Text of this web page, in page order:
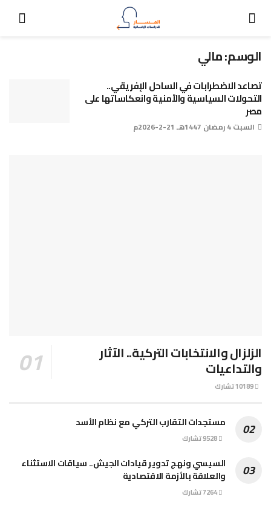
الوسم:مالي
تصاعد الاضطرابات في الساحل الإفريقي..
التحولات السياسية والأمنية وانعكاساتها على
مصر
السبت 4 رمضان 1447هـ 21-2-2026م
الزلزال والانتخابات التركية.. الآثار
والتداعيات
مستجدات التقارب التركي مع نظام الأسد
السيسي ونهج تدوير قيادات الجيش.. سياقات الاستثناء
والعلاقة بالأزمة الاقتصادية